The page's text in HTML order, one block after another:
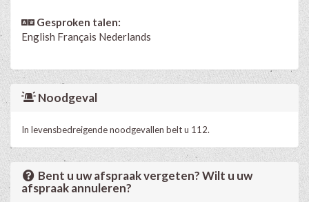
Gesproken talen:
English Français Nederlands
Noodgeval
In levensbedreigende noodgevallen belt u 112.
Bent u uw afspraak vergeten? Wilt u uw
afspraak annuleren?